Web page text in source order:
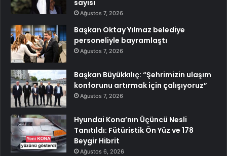
sayısı
Ağustos 7, 2026
Başkan Oktay Yılmaz belediye
personeliyle bayramlaştı
Ağustos 7, 2026
Başkan Büyükkılıç: “Şehrimizin ulaşım
konforunu artırmak için çalışıyoruz”
Ağustos 7, 2026
Hyundai Kona’nın Üçüncü Nesli
Tanıtıldı: Fütüristik Ön Yüz ve 178
Beygir Hibrit
Ağustos 6, 2026